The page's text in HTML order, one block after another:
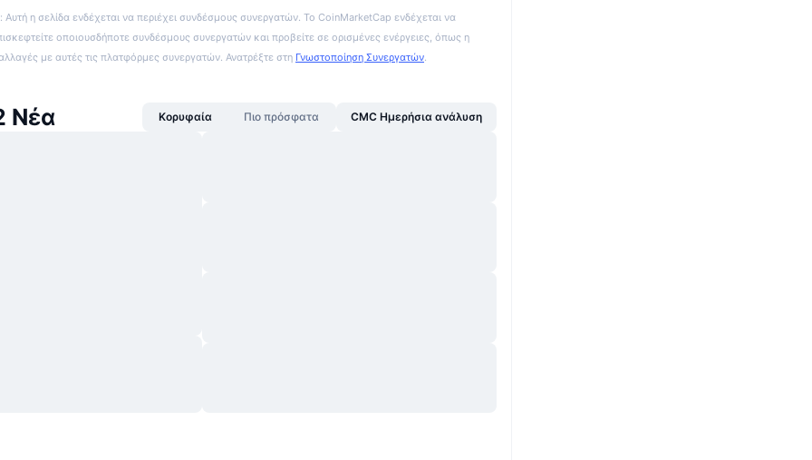
Αυτή η σελίδα ενδέχεται να περιέχει συνδέσμους συνεργατών. Το CoinMarketCap ενδέχεται να
οποιουσδήποτε συνδέσμους συνεργατών και προβείτε σε ορισμένες ενέργειες, όπως η
με αυτές τις πλατφόρμες συνεργατών. Ανατρέξτε στη Γνωστοποίηση Συνεργατών.
Νέα Κορυφαία Πιο πρόσφατα CMC Ημερήσια ανάλυση